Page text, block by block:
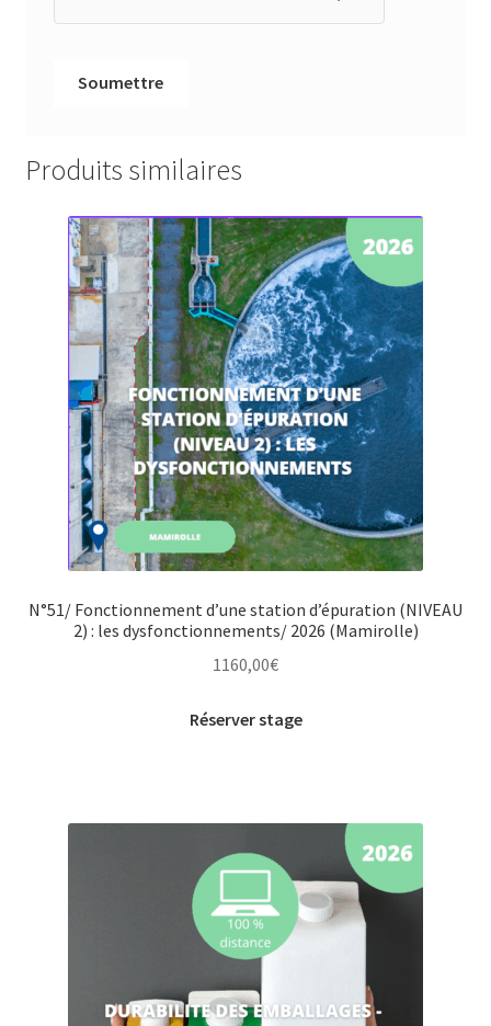
Produits similaires
N°51/ Fonctionnement d’une station d’épuration (NIVEAU
2) : les dysfonctionnements/ 2026 (Mamirolle)
1160,00€
Réserver stage